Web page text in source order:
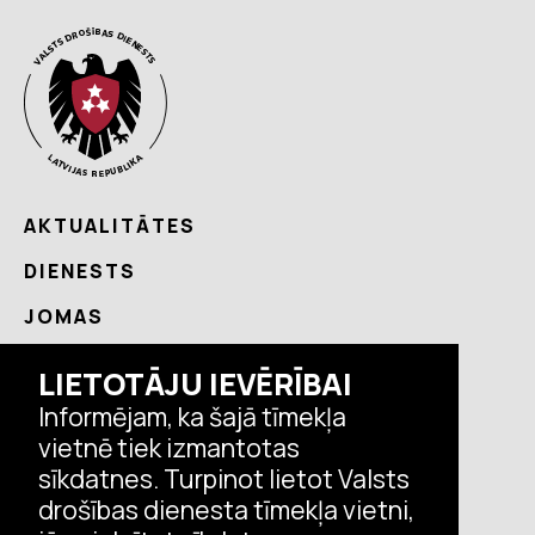
LIETOTĀJU IEVĒRĪBAI
Informējam, ka šajā tīmekļa
vietnē tiek izmantotas
sīkdatnes. Turpinot lietot Valsts
drošības dienesta tīmekļa vietni,
AKTUALITĀTES
DIENESTS
JOMAS
KONTAKTI
Seko VDD aktualitātēm